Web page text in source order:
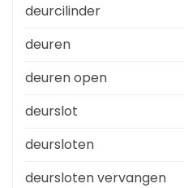
deurcilinder
deuren
deuren open
deurslot
deursloten
deursloten vervangen